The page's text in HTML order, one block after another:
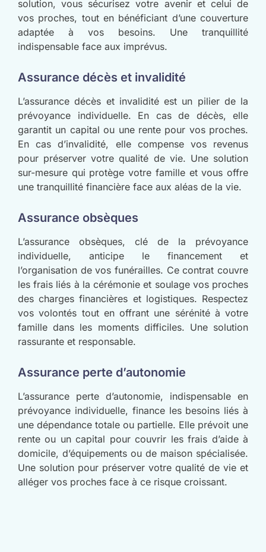
solution, vous sécurisez votre avenir et celui de
vos proches, tout en bénéficiant d’une couverture
adaptée à vos besoins. Une tranquillité
indispensable face aux imprévus.
Assurance décès et invalidité
L’assurance décès et invalidité est un pilier de la
prévoyance individuelle. En cas de décès, elle
garantit un capital ou une rente pour vos proches.
En cas d’invalidité, elle compense vos revenus
pour préserver votre qualité de vie. Une solution
sur-mesure qui protège votre famille et vous offre
une tranquillité financière face aux aléas de la vie.
Assurance obsèques
L’assurance obsèques, clé de la prévoyance
individuelle, anticipe le financement et
l’organisation de vos funérailles. Ce contrat couvre
les frais liés à la cérémonie et soulage vos proches
des charges financières et logistiques. Respectez
vos volontés tout en offrant une sérénité à votre
famille dans les moments difficiles. Une solution
rassurante et responsable.
Assurance perte d’autonomie
L’assurance perte d’autonomie, indispensable en
prévoyance individuelle, finance les besoins liés à
une dépendance totale ou partielle. Elle prévoit une
rente ou un capital pour couvrir les frais d’aide à
domicile, d’équipements ou de maison spécialisée.
Une solution pour préserver votre qualité de vie et
alléger vos proches face à ce risque croissant.